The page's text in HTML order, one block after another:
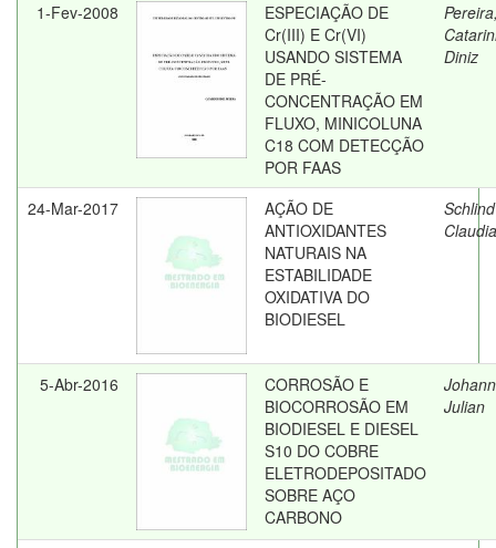
1-Fev-2008
ESPECIAÇÃO DE
Cr(III) E Cr(VI)
USANDO SISTEMA
DE PRÉ-
CONCENTRAÇÃO EM
FLUXO, MINICOLUNA
C18 COM DETECÇÃO
POR FAAS
Diniz
24-Mar-2017
AÇÃO DE
ANTIOXIDANTES
NATURAIS NA
ESTABILIDADE
OXIDATIVA DO
BIODIESEL
Claudia
5-Abr-2016
CORROSÃO E
BIOCORROSÃO EM
BIODIESEL E DIESEL
S10 DO COBRE
ELETRODEPOSITADO
SOBRE AÇO
CARBONO
Julian